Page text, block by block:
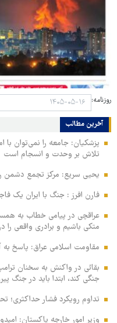
روزنامه:
آخرین مطالب
پزشکیان: جامعه را نمی‌توان با
تلاش بر وحدت و انسجام است
یحیی سریع: مرکز تجمع دشمن
فارن افرز : جنگ با ایران یک
عراقچی در پیامی خطاب به
متکی باشیم و برادری واقعی را
مقاومت اسلامی عراق: پاسخ به
بقائی در واکنش به سخنان
جنگی کند، ابتدا باید در جنگ
تداوم رویکرد فشار حداکثری؛
وزیر امور خارجه پاکستان: